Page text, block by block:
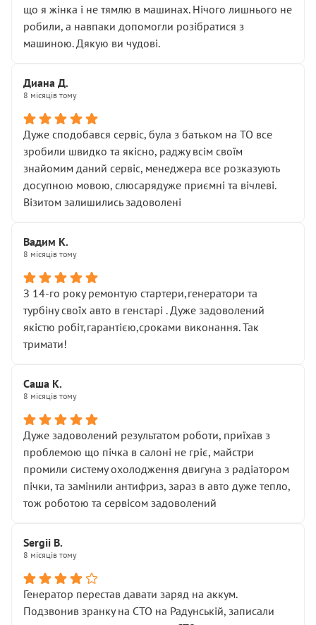
що я жінка і не тямлю в машинах. Нічого лишнього не
робили, а навпаки допомогли розібратися з
машиною. Дякую ви чудові.
Диана Д.
8 місяців тому
Дуже сподобався сервіс, була з батьком на ТО все
зробили швидко та якісно, раджу всім своїм
знайомим даний сервіс, менеджера все розказують
досупною мовою, слюсарядуже приємні та вічлеві.
Візитом залишились задоволені
Вадим К.
8 місяців тому
З 14-го року ремонтую стартери,генератори та
турбіну своїх авто в генстарі . Дуже задоволений
якістю робіт,гарантією,сроками виконання. Так
тримати!
Саша К.
8 місяців тому
Дуже задоволений результатом роботи, приїхав з
проблемою що пічка в салоні не гріє, майстри
промили систему охолодження двигуна з радіатором
пічки, та замінили антифриз, зараз в авто дуже тепло,
тож роботою та сервісом задоволений
Sergii B.
8 місяців тому
Генератор перестав давати заряд на аккум.
Подзвонив зранку на СТО на Радунській, записали